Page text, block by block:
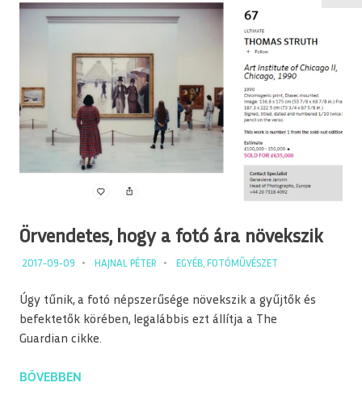
Örvendetes, hogy a fotó ára növekszik
2017-09-09 HAJNAL PÉTER EGYÉB, FOTÓMŰVÉSZET
Úgy tűnik, a fotó népszerűsége növekszik a gyűjtők és
befektetők körében, legalábbis ezt állítja a The
Guardian cikke.
BŐVEBBEN